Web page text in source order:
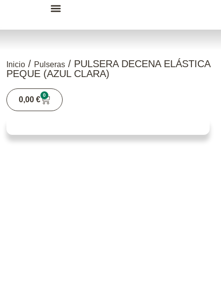
Inicio / Pulseras / PULSERA DECENA ELÁSTICA
PEQUE (AZUL CLARA)
0,00€
0